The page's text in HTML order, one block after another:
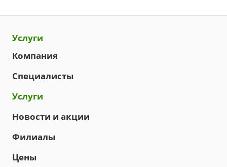
Услуги
Компания
Специалисты
Услуги
Новости и акции
Филиалы
Цены